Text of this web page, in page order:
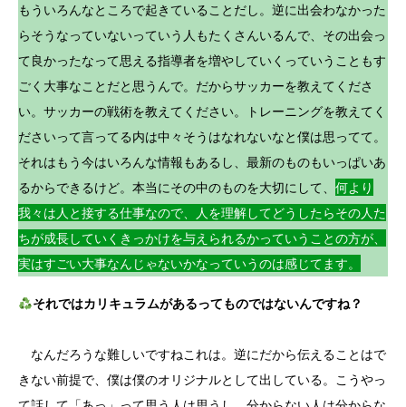
もういろんなところで起きていることだし。逆に出会わなかった
らそうなっていないっていう人もたくさんいるんで、その出会っ
て良かったなって思える指導者を増やしていくっていうこともす
ごく大事なことだと思うんで。だからサッカーを教えてくださ
い。サッカーの戦術を教えてください。トレーニングを教えてく
ださいって言ってる内は中々そうはなれないなと僕は思ってて。
それはもう今はいろんな情報もあるし、最新のものもいっぱいあ
るからできるけど。本当にその中のものを大切にして、 何より
我々は人と接する仕事なので、人を理解してどうしたらその人た
ちが成長していくきっかけを与えられるかっていうことの方が、
実はすごい大事なんじゃないかなっていうのは感じてます。
それではカリキュラムがあるってものではないんですね？
なんだろうな難しいですねこれは。逆にだから伝えることはで
きない前提で、僕は僕のオリジナルとして出している。こうやっ